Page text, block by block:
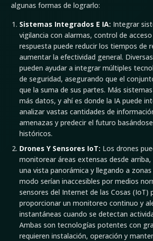
algunas formas de lograrlo:
Sistemas Integrados E IA: Integrar
vigilancia con alarmas, control de
respuesta puede reducir los tiempos de
aumentar la efectividad general.
pueden ayudar a integrar múltiples
de seguridad, asegurando que el
que la suma de sus partes. Más
más datos, y ahí es donde la IA puede
analizar vastas cantidades de
amenazas y predecir el futuro
históricos.
Drones Y Sensores IoT: Los drones
monitorear áreas extensas desde
una vista panorámica y llegando a
modo serían inaccesibles por medios
sensores del Internet de las Cosas (IoT)
proporcionar un monitoreo continuo y
instantáneas cuando se detectan
Ambas son tecnologías potentes con
requieren instalación, operación y